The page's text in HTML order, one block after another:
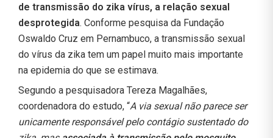
de transmissão do zika vírus, a relação sexual
desprotegida. Conforme pesquisa da Fundação
Oswaldo Cruz em Pernambuco, a transmissão sexual
do vírus da zika tem um papel muito mais importante
na epidemia do que se estimava.
Segundo a pesquisadora Tereza Magalhães,
coordenadora do estudo, “A via sexual não parece ser
unicamente responsável pelo contágio sustentado do